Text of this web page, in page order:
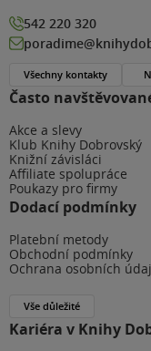
Často
Akce a slevy
Klub Knihy Dobrovský
Knižní závisláci
Affiliate spolupráce
Poukazy pro firmy
Dodací podmínky
Platební metody
Obchodní podmínky
Ochrana osobních
Vše důležité
Kariéra v Knihy
542 220 320
Všechny kontakty